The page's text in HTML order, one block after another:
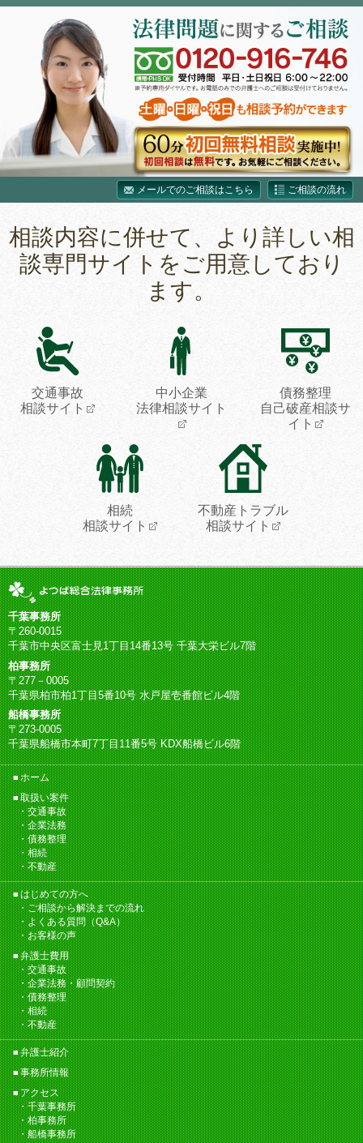
メールでのご相談はこちら ご相談の流れ
相談内容に併せて、より詳しい相
談専門サイトをご用意しており
ます。
交通事故
相談サイト
中小企業
法律相談サイト
債務整理
自己破産相談サ
イト
相続
相談サイト
不動産トラブル
相談サイト
千葉事務所
〒260-0015
千葉市中央区富士見1丁目14番13号 千葉大栄ビル7階
柏事務所
〒277－0005
千葉県柏市柏1丁目5番10号 水戸屋壱番館ビル4階
船橋事務所
〒273-0005
千葉県船橋市本町7丁目11番5号 KDX船橋ビル6階
ホーム
取扱い案件
交通事故
企業法務
債務整理
相続
不動産
はじめての方へ
ご相談から解決までの流れ
よくある質問（Q&A）
お客様の声
弁護士費用
交通事故
企業法務・顧問契約
債務整理
相続
不動産
弁護士紹介
事務所情報
アクセス
千葉事務所
柏事務所
船橋事務所